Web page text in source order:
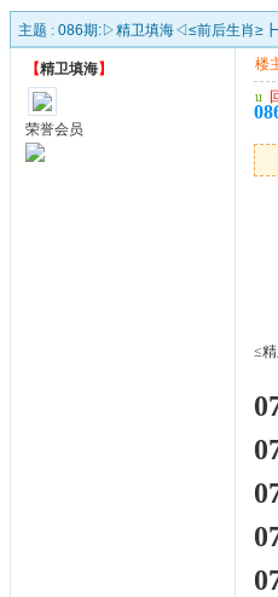
主题 : 086期:▷精卫填海◁≤前后生肖≥┣
【精卫填海】
荣誉会员
楼
u
≤